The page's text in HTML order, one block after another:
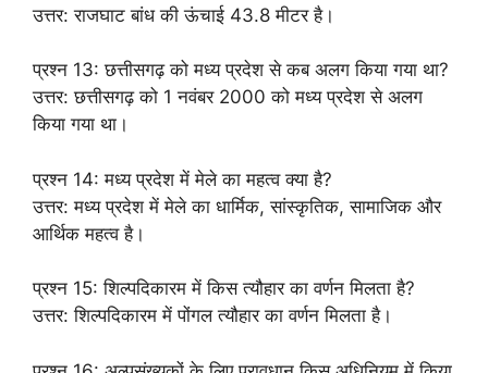
उत्तर: राजघाट बांध की ऊंचाई 43.8 मीटर है।
प्रश्न 13: छत्तीसगढ़ को मध्य प्रदेश से कब अलग किया गया था?
उत्तर: छत्तीसगढ़ को 1 नवंबर 2000 को मध्य प्रदेश से अलग
किया गया था।
प्रश्न 14: मध्य प्रदेश में मेले का महत्व क्या है?
उत्तर: मध्य प्रदेश में मेले का धार्मिक, सांस्कृतिक, सामाजिक और
आर्थिक महत्व है।
प्रश्न 15: शिल्पदिकारम में किस त्यौहार का वर्णन मिलता है?
उत्तर: शिल्पदिकारम में पोंगल त्यौहार का वर्णन मिलता है।